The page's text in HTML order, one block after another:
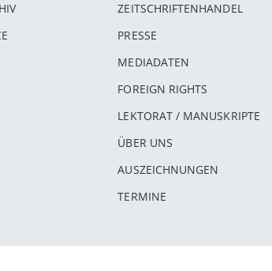
ZEITSCHRIFTENHANDEL
PRESSE
MEDIADATEN
FOREIGN RIGHTS
LEKTORAT / MANUSKRIPTE
ÜBER UNS
AUSZEICHNUNGEN
TERMINE